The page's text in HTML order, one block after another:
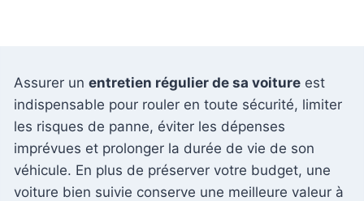
Assurer un entretien régulier de sa voiture est
indispensable pour rouler en toute sécurité, limiter
les risques de panne, éviter les dépenses
imprévues et prolonger la durée de vie de son
véhicule. En plus de préserver votre budget, une
voiture bien suivie conserve une meilleure valeur à